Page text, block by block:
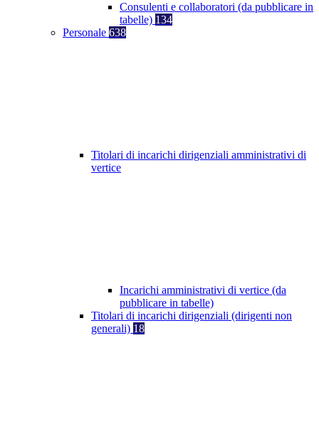
Consulenti e collaboratori (da pubblicare in
tabelle) 134
Personale 638
Titolari di incarichi dirigenziali amministrativi di
vertice
Incarichi amministrativi di vertice (da
pubblicare in tabelle)
Titolari di incarichi dirigenziali (dirigenti non
generali) 18